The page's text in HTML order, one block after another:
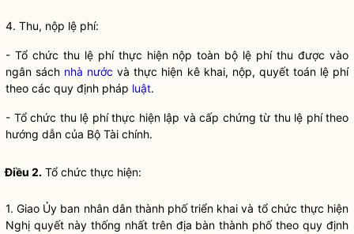
4. Thu, nộp lệ phí:
- Tổ chức thu lệ phíthực hiện nộp toàn bộ lệ phíthu được vào
ngân sách nhà nước và thực hiện kê khai, nộp, quyết toán lệ phí
theo các quy định pháp luật.
- Tổ chức thu lệ phíthực hiện lập và cấp chứng từ thu lệ phítheo
hướng dẫn của Bộ Tài chính.
Điều 2. Tổ chức thực hiện:
1. Giao Ủy ban nhân dânthành phố triển khai và tổ chức thực hiện
Nghị quyếtnày thống nhất trên địa bàn thành phố theo quy định